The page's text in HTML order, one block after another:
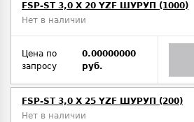
FSP-ST 3,0 X 20 YZF ШУРУП (1000)
Нет в наличии
Цена по
запросу
0.00000000
руб.
FSP-ST 3,0 X 25 YZF ШУРУП (200)
Нет в наличии